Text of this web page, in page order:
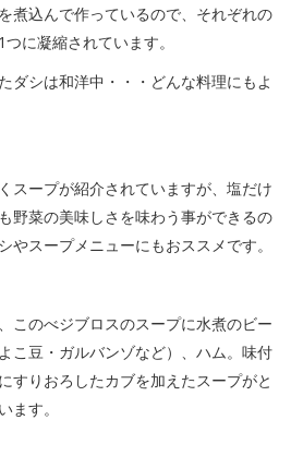
煮込んで作っているので、それぞれの
に凝縮されています。
ダシは和洋中・・・どんな料理にもよ
スープが紹介されていますが、塩だけ
野菜の美味しさを味わう事ができるの
やスープメニューにもおススメです。
このべジブロスのスープに水煮のビー
こ豆・ガルバンゾなど）、ハム。味付
すりおろしたカブを加えたスープがと
ます。